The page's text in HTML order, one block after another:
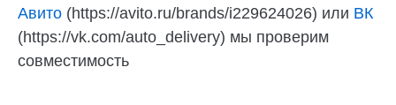
Авито (https://avito.ru/brands/i229624026) или ВК
(https://vk.com/auto_delivery) мы проверим
совместимость